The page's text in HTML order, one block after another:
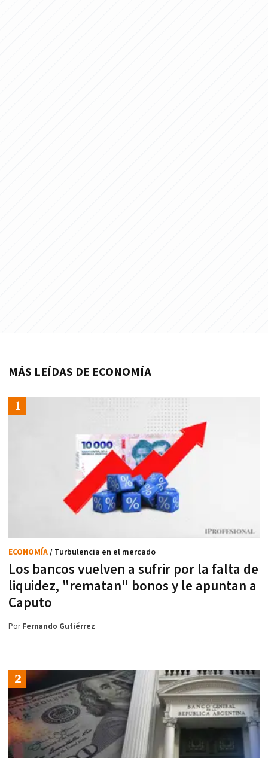
MÁS LEÍDAS DE ECONOMÍA
Los bancos vuelven a sufrir por la falta de
liquidez, "rematan" bonos y le apuntan a
Caputo
ECONOMÍA/ Turbulencia en el mercado
PorFernando Gutiérrez